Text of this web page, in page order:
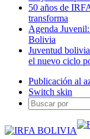
50 años de
transforma
Agenda
Bolivia
Juventud
el nuevo ciclo
Publicación al
Switch skin